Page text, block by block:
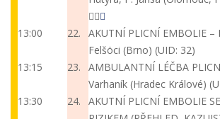
13:00 22. AKUTNÍ PLICNÍ EMBOLIE –
Felšöci (Brno) (UID: 32)
13:15
23. AMBULANTNÍ LÉČBA
Varhaník (Hradec Králové)
13:30
24.
AKUTNÍ PLICNÍ EMBOLIE